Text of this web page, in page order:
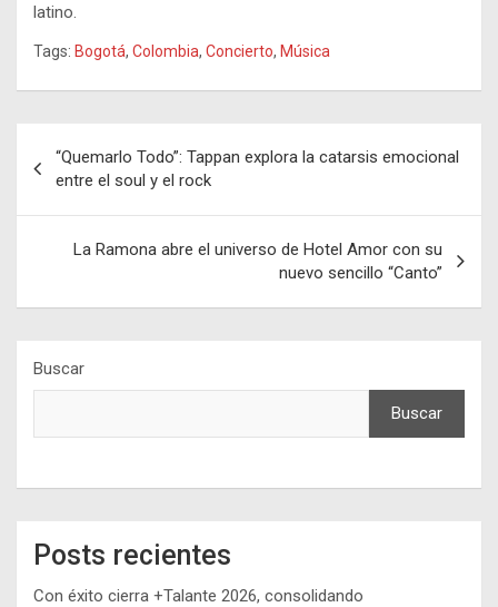
latino.
Tags: Bogotá, Colombia, Concierto, Música
de
entradas
“Quemarlo Todo”: Tappan explora la catarsis emocional
entre el soul y el rock
La Ramona abre el universo de Hotel Amor con su
nuevo sencillo “Canto”
Buscar
Buscar
Posts recientes
Con éxito cierra +Talante 2026, consolidando